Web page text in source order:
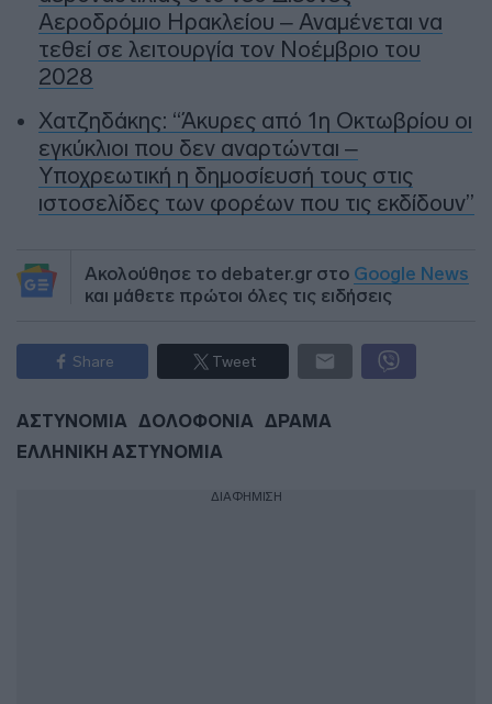
Αεροδρόμιο Ηρακλείου – Αναμένεται να
τεθεί σε λειτουργία τον Νοέμβριο του
2028
Χατζηδάκης: “Άκυρες από 1η Οκτωβρίου οι
εγκύκλιοι που δεν αναρτώνται –
Υποχρεωτική η δημοσίευσή τους στις
ιστοσελίδες των φορέων που τις εκδίδουν”
Ακολούθησε το debater.gr στο Google News
και μάθετε πρώτοι όλες τις ειδήσεις
Share Tweet
ΑΣΤΥΝΟΜΙΑ ΔΟΛΟΦΟΝΙΑ ΔΡΑΜΑ
ΕΛΛΗΝΙΚΗ ΑΣΤΥΝΟΜΙΑ
ΔΙΑΦΗΜΙΣΗ